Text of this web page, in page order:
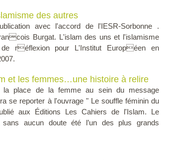
des autres
avec l'accord de l'IESR-Sorbonne .
Burgat. L'islam des uns et l'islamisme
réflexion pour L'Institut Européen en
et les femmes…une histoire à relire
place de la femme au sein du message
se reporter à l'ouvrage " Le souffle féminin du
aux Éditions Les Cahiers de l'Islam. Le
sans aucun doute été l’un des plus grands